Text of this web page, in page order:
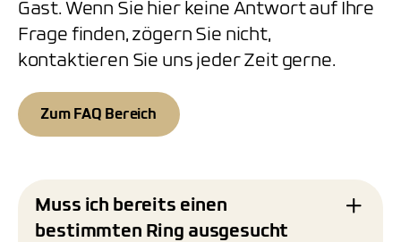
Gast. Wenn Sie hier keine Antwort auf Ihre
Frage finden, zögern Sie nicht,
kontaktieren Sie uns jeder Zeit gerne.
Zum FAQ Bereich
Muss ich bereits einen
bestimmten Ring ausgesucht